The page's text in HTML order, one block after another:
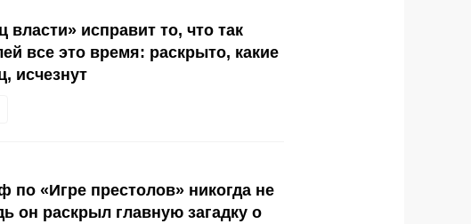
власти» исправит то, что так
все это время: раскрыто, какие
исчезнут
по «Игре престолов» никогда не
он раскрыл главную загадку о